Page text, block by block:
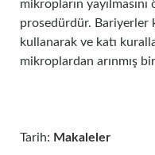
mikropların
prosedürdür. Bariyerler
kullanarak ve katı
mikroplardan arınmış
Tarih: Makaleler